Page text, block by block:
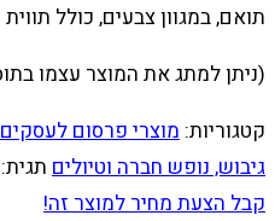
תואם, במגוון צבעים, כולל
(ניתן למתג את המוצר עצמו
קטגוריות: מוצרי פרסום לעסקים
גיבוש, נופש חברה וטיולים תגית:
קבל הצעת מחיר למוצר זה!